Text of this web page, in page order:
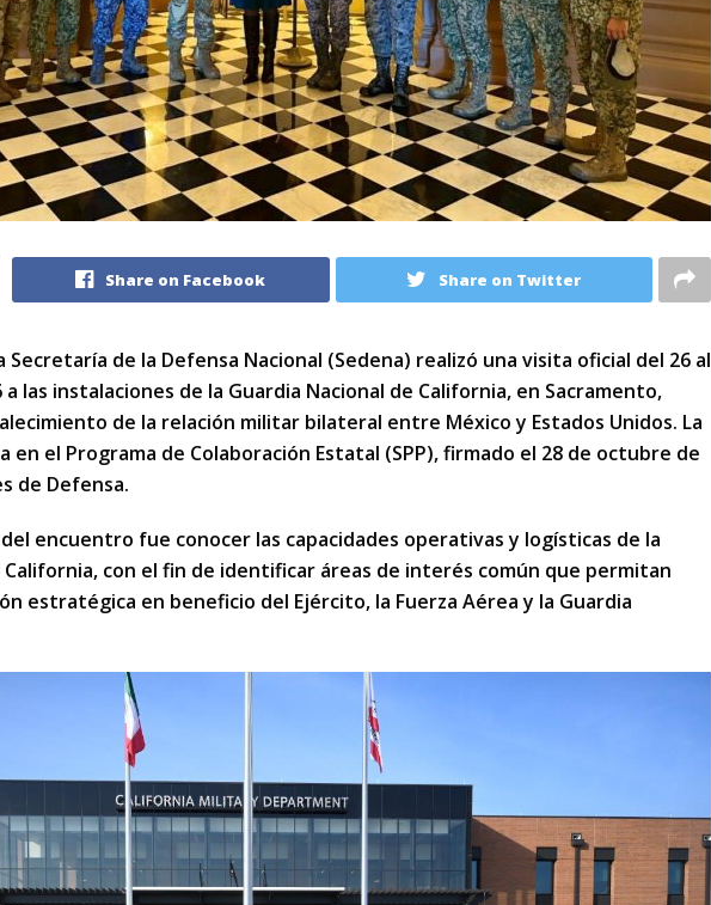
Share on Facebook Share on Twitter
Secretaría de la Defensa Nacional (Sedena) realizó una visita oficial del 26 al
a las instalaciones de la Guardia Nacional de California, en Sacramento,
de la relación militar bilateral entre México y Estados Unidos. La
en el Programa de Colaboración Estatal (SPP), firmado el 28 de octubre de
de Defensa.
encuentro fue conocer las capacidades operativas y logísticas de la
California, con el fin de identificar áreas de interés común que permitan
estratégica en beneficio del Ejército, la Fuerza Aérea y la Guardia